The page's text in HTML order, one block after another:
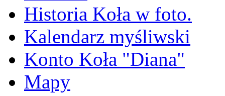
Historia Koła w foto.
Kalendarz myśliwski
Konto Koła "Diana"
Mapy